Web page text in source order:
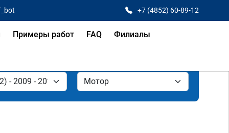
+7 (4852) 60-89-12
Примеры работ FAQ Филиалы